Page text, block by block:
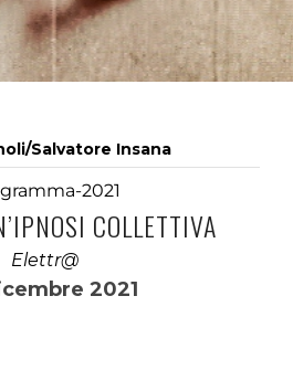
Salvatore Insana
2021
COLLETTIVA
Elettr@
2021